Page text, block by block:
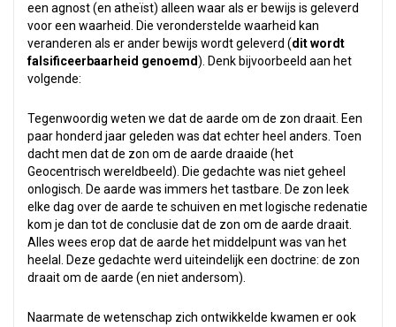
een agnost (en atheïst) alleen waar als er bewijs is geleverd
voor een waarheid. Die veronderstelde waarheid kan
veranderen als er ander bewijs wordt geleverd (dit wordt
falsificeerbaarheid genoemd). Denk bijvoorbeeld aan het
volgende:
Tegenwoordig weten we dat de aarde om de zon draait. Een
paar honderd jaar geleden was dat echter heel anders. Toen
dacht men dat de zon om de aarde draaide (het
Geocentrisch wereldbeeld). Die gedachte was niet geheel
onlogisch. De aarde was immers het tastbare. De zon leek
elke dag over de aarde te schuiven en met logische redenatie
kom je dan tot de conclusie dat de zon om de aarde draait.
Alles wees erop dat de aarde het middelpunt was van het
heelal. Deze gedachte werd uiteindelijk een doctrine: de zon
draait om de aarde (en niet andersom).
Naarmate de wetenschap zich ontwikkelde kwamen er ook